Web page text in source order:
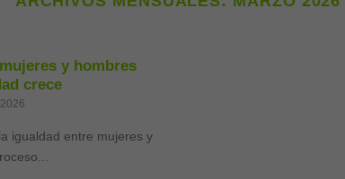
y hombres
crece
igualdad entre mujeres y